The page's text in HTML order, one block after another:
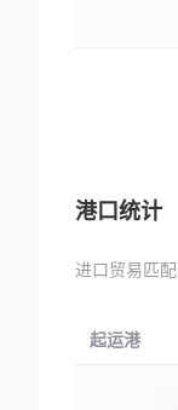
港口统计
进口贸易匹
起运港